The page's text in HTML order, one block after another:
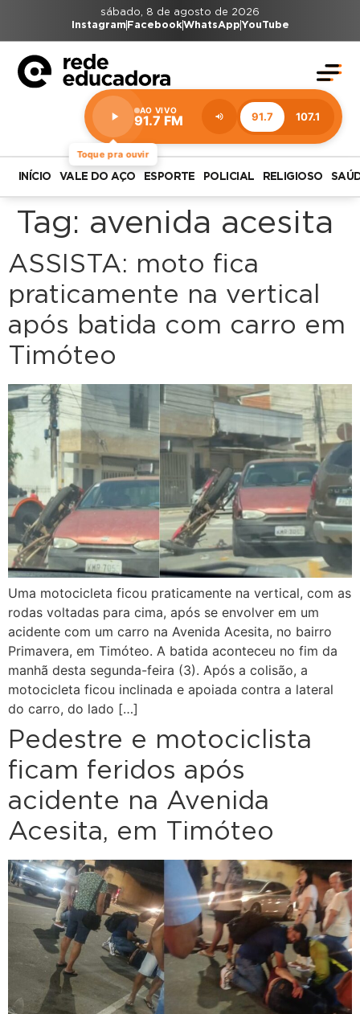
sábado, 8 de agosto de 2026
Instagram FacebookWhatsAppYouTube
Toque pra ouvir
AO VIVO
91.7 FM 91.7 107.1
Estação:
91.7
FM
INÍCIO VALE DO AÇO ESPORTE POLICIAL RELIGIOSO
Tag: avenida acesita
ASSISTA: moto fica
praticamente na vertical
após batida com carro em
Timóteo
Uma motocicleta ficou praticamente na vertical, com as
rodas voltadas para cima, após se envolver em um
acidente com um carro na Avenida Acesita, no bairro
Primavera, em Timóteo. A batida aconteceu no fim da
manhã desta segunda-feira (3). Após a colisão, a
motocicleta ficou inclinada e apoiada contra a lateral
do carro, do lado […]
Pedestre e motociclista
ficam feridos após
acidente na Avenida
Acesita, em Timóteo